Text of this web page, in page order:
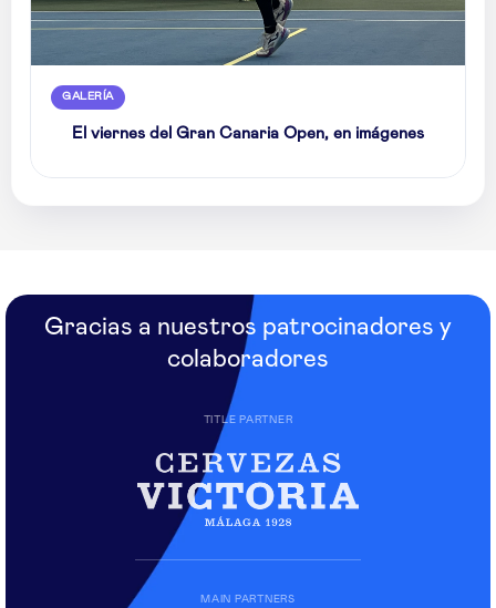
GALERÍA
El viernes del Gran Canaria Open, en imágenes
Gracias a nuestros patrocinadores y
colaboradores
TITLE PARTNER
MAIN PARTNERS